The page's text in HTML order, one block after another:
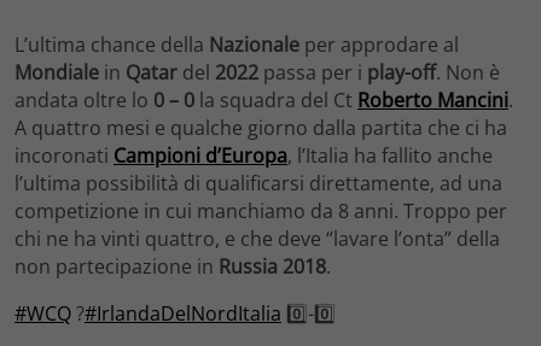
L’ultima chance della Nazionale per approdare al
Mondiale in Qatar del 2022 passa per i play-off. Non è
andata oltre lo 0 – 0 la squadra del Ct Roberto Mancini.
A quattro mesi e qualche giorno dalla partita che ci ha
incoronati Campioni d’Europa, l’Italia ha fallito anche
l’ultima possibilità di qualificarsi direttamente, ad una
competizione in cui manchiamo da 8 anni. Troppo per
chi ne ha vinti quattro, e che deve “lavare l’onta” della
non partecipazione in Russia 2018.
#WCQ?#IrlandaDelNordItalia 0️⃣-0️⃣